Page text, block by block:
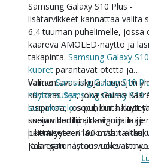
Samsung Galaxy S10 Plus -
lisätarvikkeet kannattaa valita
6,4 tuuman puhelimelle, jossa
kaareva AMOLED-näyttö ja
takapinta. Samsung Galaxy
kuoret parantavat otetta ja
vaimentavat iskuja reunojen
kun taasSamsung Galaxy S10
suojakotelosopii, kun haluat
suojan korttipaikkoihin ja
peittävyyteen laukussa tai
Kaarevan näytön vuoksi
erityisen tärkeä, jotta suoja ei
ValitseSamsung Galaxy S10
näytönsuoja, joka seuraa
lasipintaa, jos puhelinta
usein videoihin, navigointiin ja
lukemiseen. 4100 mAh:n akku,
ja langaton lataus tekevät
Samsung Galaxy S10 Plus laturi